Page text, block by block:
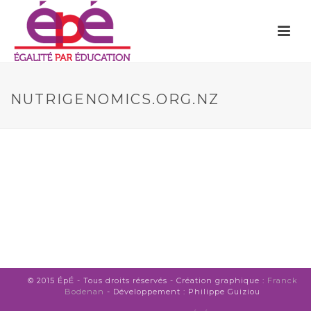
NUTRIGENOMICS.ORG.NZ
© 2015 ÉpÉ - Tous droits réservés - Création graphique : Franck
Bodenan - Développement : Philippe Guiziou